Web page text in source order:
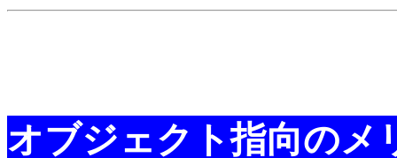
オブジェクト指向のメ